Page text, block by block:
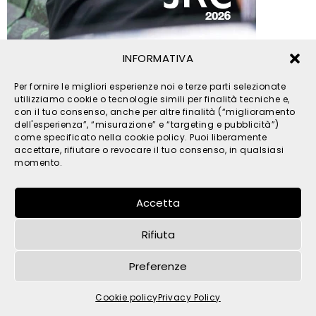
INFORMATIVA
Per fornire le migliori esperienze noi e terze parti selezionate
utilizziamo cookie o tecnologie simili per finalità tecniche e,
con il tuo consenso, anche per altre finalità (“miglioramento
dell'esperienza”, “misurazione” e “targeting e pubblicità”)
come specificato nella cookie policy. Puoi liberamente
accettare, rifiutare o revocare il tuo consenso, in qualsiasi
momento.
Accetta
Rifiuta
Preferenze
Cookie policyPrivacy Policy
IT05121480262 -privacy-cookies - by